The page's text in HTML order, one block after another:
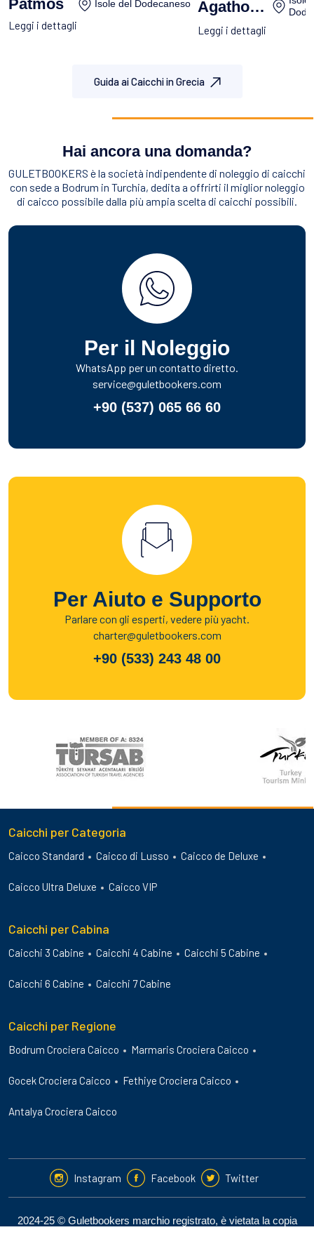
Patmos Isole del Dodecaneso
Leggi i dettagli
Agathonisi
Leggi i dettagli
Guida ai Caicchi in Grecia
Hai ancora una domanda?
GULETBOOKERS è la società indipendente di noleggio di caicchi
con sede a Bodrum in Turchia, dedita a offrirti il miglior noleggio
di caicco possibile dalla più ampia scelta di caicchi possibili.
Per il Noleggio
WhatsApp per un contatto diretto.
service@guletbookers.com
+90 (537) 065 66 60
Per Aiuto e Supporto
Parlare con gli esperti, vedere più yacht.
charter@guletbookers.com
+90 (533) 243 48 00
Caicchi per Categoria
Caicco Standard Caicco di Lusso Caicco de Deluxe
Caicco Ultra Deluxe Caicco VIP
Caicchi per Cabina
Caicchi 3 Cabine Caicchi 4 Cabine Caicchi 5 Cabine
Caicchi 6 Cabine Caicchi 7 Cabine
Caicchi per Regione
Bodrum Crociera Caicco Marmaris Crociera Caicco
Gocek Crociera Caicco Fethiye Crociera Caicco
Antalya Crociera Caicco
Instagram Facebook Twitter
2024-25 © Guletbookers marchio registrato, è vietata la copia